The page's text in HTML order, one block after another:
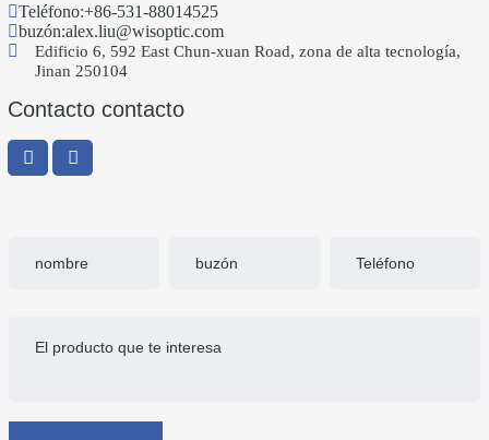
Teléfono:+86-531-88014525
buzón:alex.liu@wisoptic.com
Edificio 6, 592 East Chun-xuan Road, zona de alta tecnología,
Jinan 250104
Contacto contacto